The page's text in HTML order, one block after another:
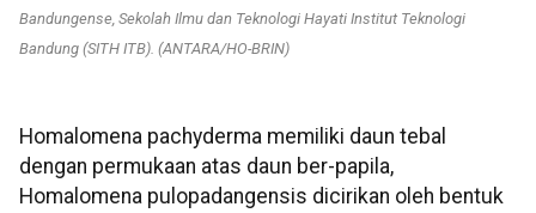
Bandungense, Sekolah Ilmu dan Teknologi Hayati Institut Teknologi
Bandung (SITH ITB). (ANTARA/HO-BRIN)
Homalomena pachyderma memiliki daun tebal
dengan permukaan atas daun ber-papila,
Homalomena pulopadangensis dicirikan oleh bentuk